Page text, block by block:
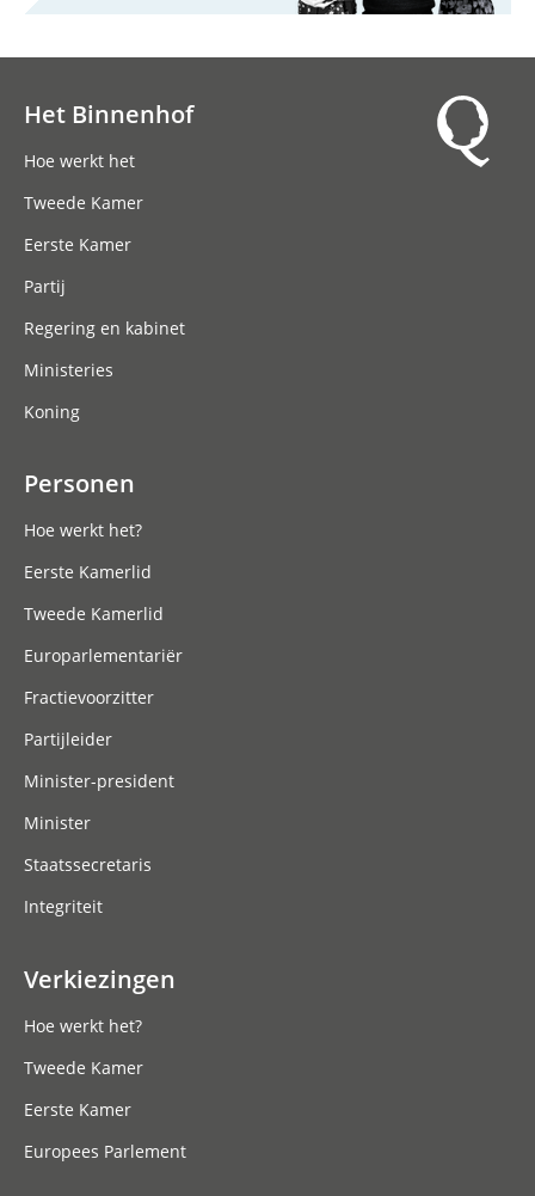
Het Binnenhof
Hoe werkt het
Tweede Kamer
Eerste Kamer
Partij
Regering en kabinet
Ministeries
Koning
Personen
Hoe werkt het?
Eerste Kamerlid
Tweede Kamerlid
Europarlementariër
Fractievoorzitter
Partijleider
Minister-president
Minister
Staatssecretaris
Integriteit
Verkiezingen
Hoe werkt het?
Tweede Kamer
Eerste Kamer
Europees Parlement